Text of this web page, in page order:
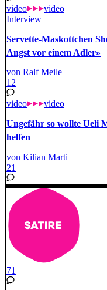
video
video
Interview
Servette-Maskottchen
Angst vor einem Adler»
von Ralf Meile
12
video video
Ungefähr so wollte Ueli
helfen
von Kilian Marti
21
71